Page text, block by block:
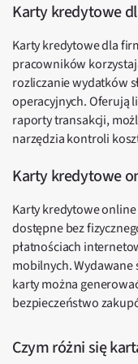
Karty kredytowe
Karty kredytowe dla
pracowników
rozliczanie wydatków
operacyjnych. Oferują
raporty transakcji,
narzędzia kontroli
Karty kredytowe
Karty kredytowe
dostępne bez
płatnościach
mobilnych. Wydawane
karty można
bezpieczeństwo
Czym różni się